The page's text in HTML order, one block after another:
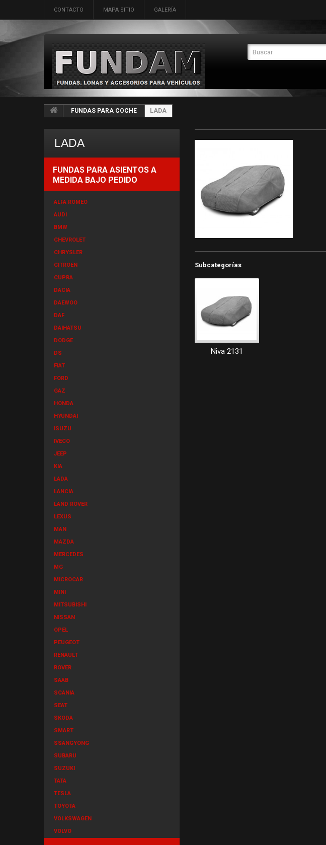
CONTACTO MAPA SITIO GALERÍA
FUNDAS PARA COCHE LADA
LADA
FUNDAS PARA ASIENTOS A
MEDIDA BAJO PEDIDO
ALFA ROMEO
AUDI
BMW
CHEVROLET
CHRYSLER
CITROEN
CUPRA
DACIA
DAEWOO
DAF
DAIHATSU
DODGE
DS
FIAT
FORD
GAZ
HONDA
HYUNDAI
ISUZU
IVECO
JEEP
KIA
LADA
LANCIA
LAND ROVER
LEXUS
MAN
MAZDA
MERCEDES
MG
MICROCAR
MINI
MITSUBISHI
NISSAN
OPEL
PEUGEOT
RENAULT
ROVER
SAAB
SCANIA
SEAT
SKODA
SMART
SSANGYONG
SUBARU
SUZUKI
TATA
TESLA
TOYOTA
VOLKSWAGEN
VOLVO
Subcategorías
Niva 2131